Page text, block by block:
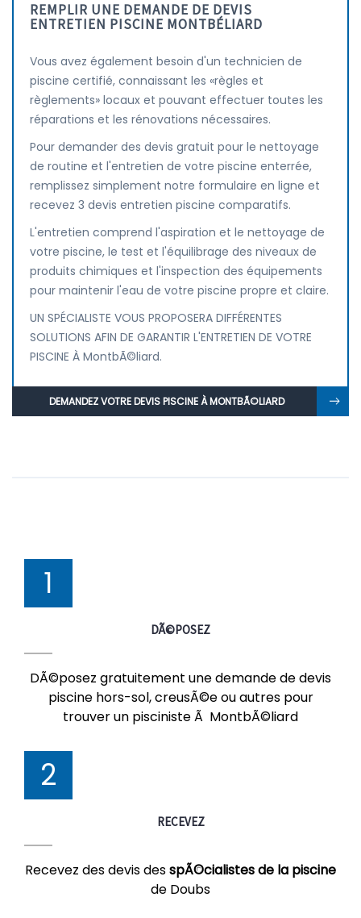
REMPLIR UNE DEMANDE DE DEVIS
ENTRETIEN PISCINE MONTBÉLIARD
Vous avez également besoin d'un technicien de
piscine certifié, connaissant les «règles et
règlements» locaux et pouvant effectuer toutes les
réparations et les rénovations nécessaires.
Pour demander des devis gratuit pour le nettoyage
de routine et l'entretien de votre piscine enterrée,
remplissez simplement notre formulaire en ligne et
recevez 3 devis entretien piscine comparatifs.
L'entretien comprend l'aspiration et le nettoyage de
votre piscine, le test et l'équilibrage des niveaux de
produits chimiques et l'inspection des équipements
pour maintenir l'eau de votre piscine propre et claire.
UN SPÉCIALISTE VOUS PROPOSERA DIFFÉRENTES
SOLUTIONS AFIN DE GARANTIR L'ENTRETIEN DE VOTRE
PISCINE À MontbÃ©liard.
DEMANDEZ VOTRE DEVIS PISCINE À MONTBÃ©LIARD
1
DÃ©POSEZ
DÃ©posez gratuitement une demande de devis
piscine hors-sol, creusÃ©e ou autres pour
trouver un pisciniste Ã MontbÃ©liard
2
RECEVEZ
Recevez des devis desspÃ©cialistes de la piscine
de Doubs